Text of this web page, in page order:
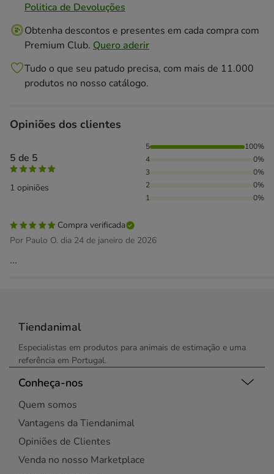
Politica de Devoluções
Obtenha descontos e presentes em cada compra com
Premium Club. Quero aderir
Tudo o que seu patudo precisa, com mais de 11.000
produtos no nosso catálogo.
Opiniões dos clientes
5 de 5
1 opiniões
100% das pessoas avaliaram com 5 estrelas,
5
100%
4
0%
3
0%
2
0%
1
0%
Compra verificada
Por Paulo O. dia 24 de janeiro de 2026
...
Tiendanimal
Especialistas em produtos para animais de estimação e uma
referência em Portugal.
Conheça-nos
Quem somos
Vantagens da Tiendanimal
Opiniões de Clientes
Venda no nosso Marketplace